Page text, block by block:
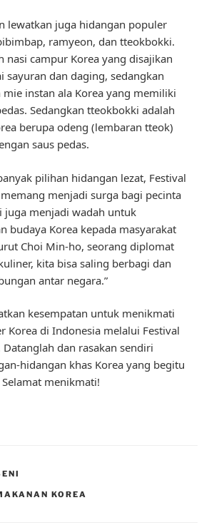
lewatkan juga hidangan populer
ramyeon, dan tteokbokki.
nasi campur Korea yang disajikan
sayuran dan daging, sedangkan
instan ala Korea yang memiliki
Sedangkan tteokbokki adalah
berupa odeng (lembaran tteok)
saus pedas.
pilihan hidangan lezat, Festival
menjadi surga bagi pecinta
juga menjadi wadah untuk
budaya Korea kepada masyarakat
Choi Min-ho, seorang diplomat
kita bisa saling berbagi dan
antar negara.”
kesempatan untuk menikmati
Korea di Indonesia melalui Festival
Datanglah dan rasakan sendiri
hidangan khas Korea yang begitu
menikmati!
KOREA